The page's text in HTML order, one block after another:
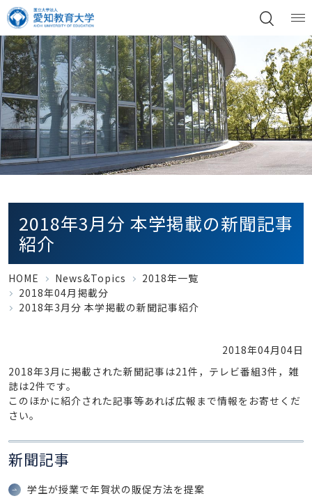
2018年3月分 本学掲載の新聞記事
紹介
HOME News&Topics
2018年一覧
2018年04月掲載分
2018年3月分 本学掲載の新聞記事紹介
2018年04月04日
2018年3月に掲載された新聞記事は21件，テレビ番組3件，雑
誌は2件です。
このほかに紹介された記事等あれば広報まで情報をお寄せくだ
さい。
新聞記事
学生が授業で年賀状の販促方法を提案